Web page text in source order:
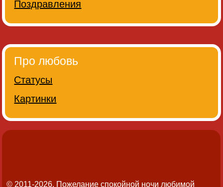
Поздравления
Про любовь
Статусы
Картинки
© 2011-2026. Пожелание спокойной ночи любимой